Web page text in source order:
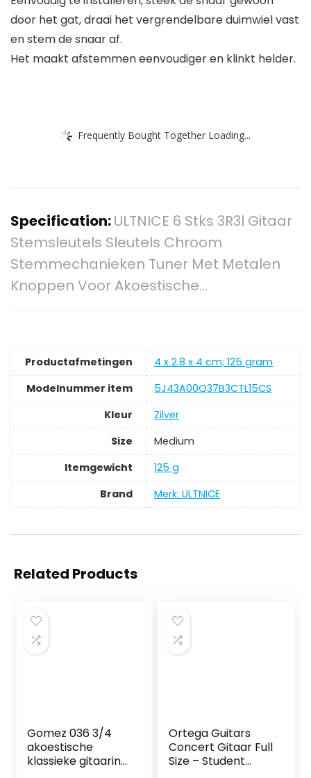
door het gat, draai het vergrendelbare duimwiel vast
en stem de snaar af.
Het maakt afstemmen eenvoudiger en klinkt helder.
Frequently Bought Together Loading...
Specification:ULTNICE 6 Stks 3R3l Gitaar
Stemsleutels Sleutels Chroom
Stemmechanieken Tuner Met Metalen
Knoppen Voor Akoestische…
Productafmetingen
‎4 x 2.8 x 4 cm; 125 gram
Modelnummer item
‎5J43A00Q37B3CTL15CS
Kleur
‎Zilver
Size
‎Medium
Itemgewicht
‎125 g
Brand
Merk: ULTNICE
Related Products
Gomez 036 3/4
akoestische
klassieke gitaarin
Ortega Guitars
Concert Gitaar Full
Size – Student